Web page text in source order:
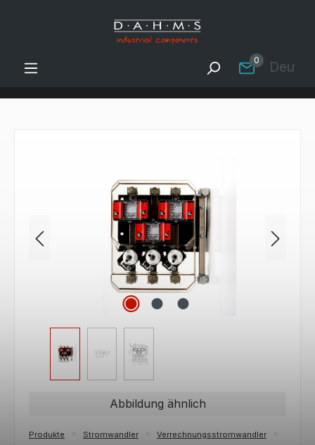
Zum Hauptinhalt springen
0
Abbildung ähnlich
Produkte Stromwandler
Verrechnungsstromwandler